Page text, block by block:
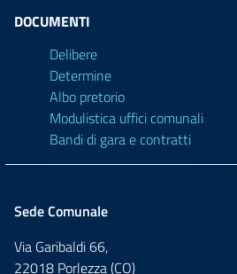
DOCUMENTI
Delibere
Determine
Albo pretorio
Modulistica uffici comunali
Bandi di gara e contratti
Sede Comunale
Via Garibaldi 66,
22018 Porlezza (CO)